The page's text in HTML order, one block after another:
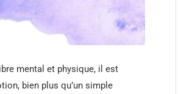
mental et physique, il est
bien plus qu’un simple